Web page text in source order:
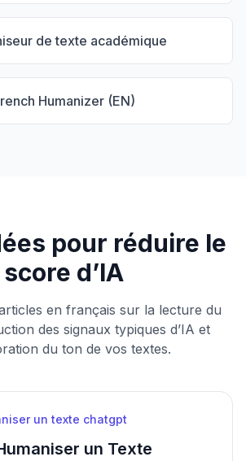
de texte académique
Humanizer (EN)
pour réduire le
score d’IA
en français sur la lecture du
des signaux typiques d’IA et
du ton de vos textes.
un texte chatgpt
un Texte